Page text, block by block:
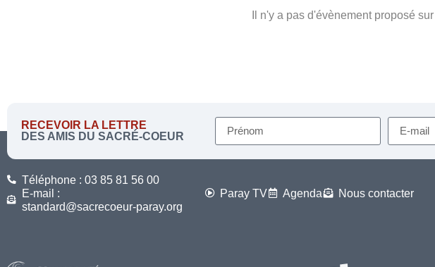
Il n'y a pas d'évènement proposé
RECEVOIR LA LETTRE
DES AMIS DU SACRÉ-COEUR
Téléphone : 03 85 81 56 00
E-mail :
standard@sacrecoeur-paray.org
Paray TV Agenda Nous contacter